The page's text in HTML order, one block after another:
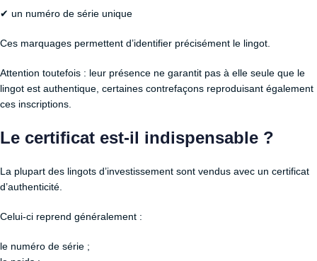
✔ un numéro de série unique
Ces marquages permettent d’identifier précisément le lingot.
Attention toutefois : leur présence ne garantit pas à elle seule que le
lingot est authentique, certaines contrefaçons reproduisant également
ces inscriptions.
Le certificat est-il indispensable ?
La plupart des lingots d’investissement sont vendus avec un certificat
d’authenticité.
Celui-ci reprend généralement :
le numéro de série ;